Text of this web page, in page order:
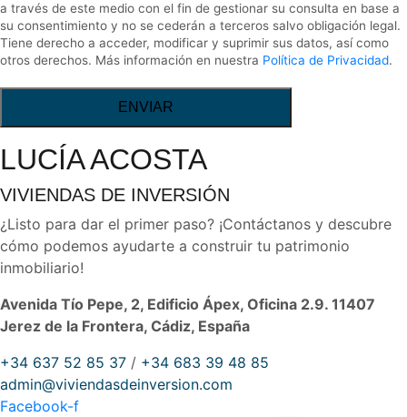
a través de este medio con el fin de gestionar su consulta en base a
su consentimiento y no se cederán a terceros salvo obligación legal.
Tiene derecho a acceder, modificar y suprimir sus datos, así como
otros derechos. Más información en nuestra Política de Privacidad.
ENVIAR
LUCÍA ACOSTA
VIVIENDAS DE INVERSIÓN
¿Listo para dar el primer paso? ¡Contáctanos y descubre
cómo podemos ayudarte a construir tu patrimonio
inmobiliario!
Avenida Tío Pepe, 2, Edificio Ápex, Oficina 2.9. 11407
Jerez de la Frontera, Cádiz, España
+34 637 52 85 37 / +34 683 39 48 85
admin@viviendasdeinversion.com
Facebook-f